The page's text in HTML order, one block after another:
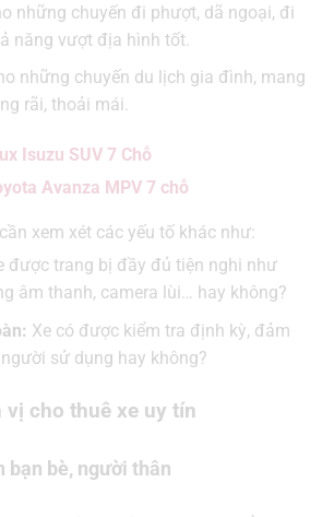
những chuyến đi phượt, dã ngoại, đi
năng vượt địa hình tốt.
những chuyến du lịch gia đình, mang
rãi, thoải mái.
Isuzu SUV 7 Chỗ
Avanza MPV 7 chỗ
xem xét các yếu tố khác như:
được trang bị đầy đủ tiện nghi như
âm thanh, camera lùi… hay không?
Xe có được kiểm tra định kỳ, đảm
sử dụng hay không?
cho thuê xe uy tín
bạn bè, người thân